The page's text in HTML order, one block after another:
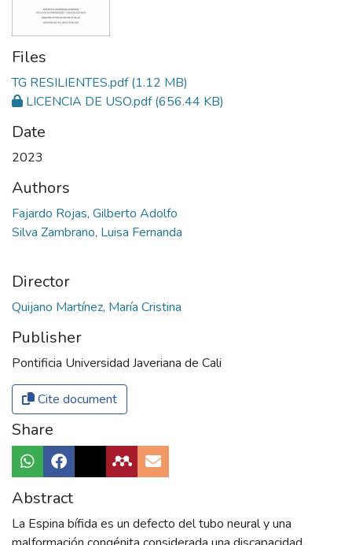
Files
TG RESILIENTES.pdf(1.12 MB)
LICENCIA DE USO.pdf(656.44 KB)
Date
2023
Authors
Fajardo Rojas, Gilberto Adolfo
Silva Zambrano, Luisa Fernanda
Director
Quijano Martínez, María Cristina
Publisher
Pontificia Universidad Javeriana de Cali
Cite document
Share
Abstract
La Espina bífida es un defecto del tubo neural y una